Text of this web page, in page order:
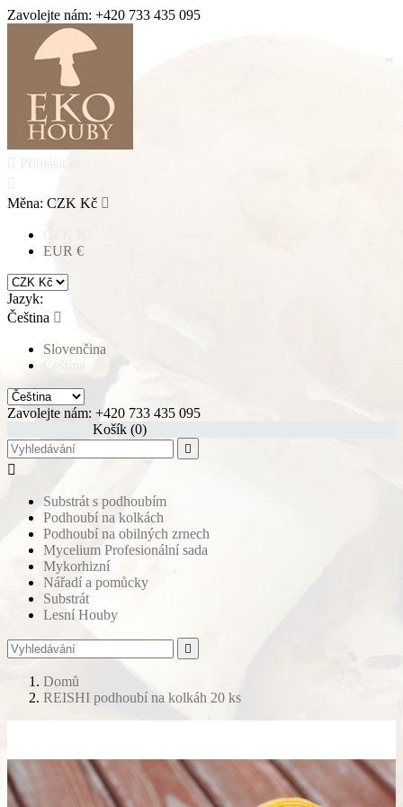
Zavolejte nám: +420 733 435 095
Přihlásit se
Měna: CZK Kč 
CZK Kč
EUR €
Jazyk:
Čeština 
Slovenčina
Čeština
Zavolejte nám: +420 733 435 095
Košík (0)


Substrát s podhoubím
Podhoubí na kolkách
Podhoubí na obilných zrnech
Mycelium Profesionální sada
Mykorhizní
Nářadí a pomůcky
Substrát
Lesní Houby

Domů
REISHI podhoubí na kolkáh 20 ks